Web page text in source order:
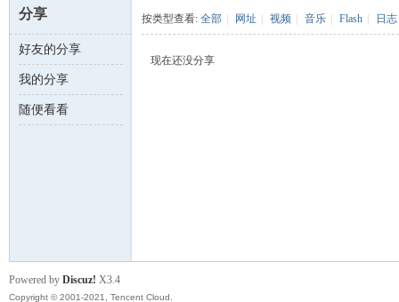
数 ›
分享
好友的分享
我的分享
随便看看
按类型查看: 全部 网址 视频 音乐 Flash 日志
现在还没分享
Powered by Discuz! X3.4
Copyright © 2001-2021, Tencent Cloud.